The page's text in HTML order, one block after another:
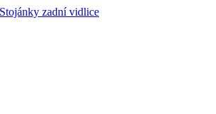
Stojánky zadní vidlice